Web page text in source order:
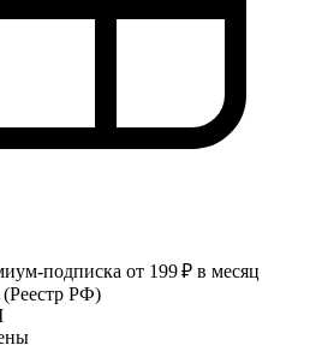
от 199 ₽ в месяц
РФ)